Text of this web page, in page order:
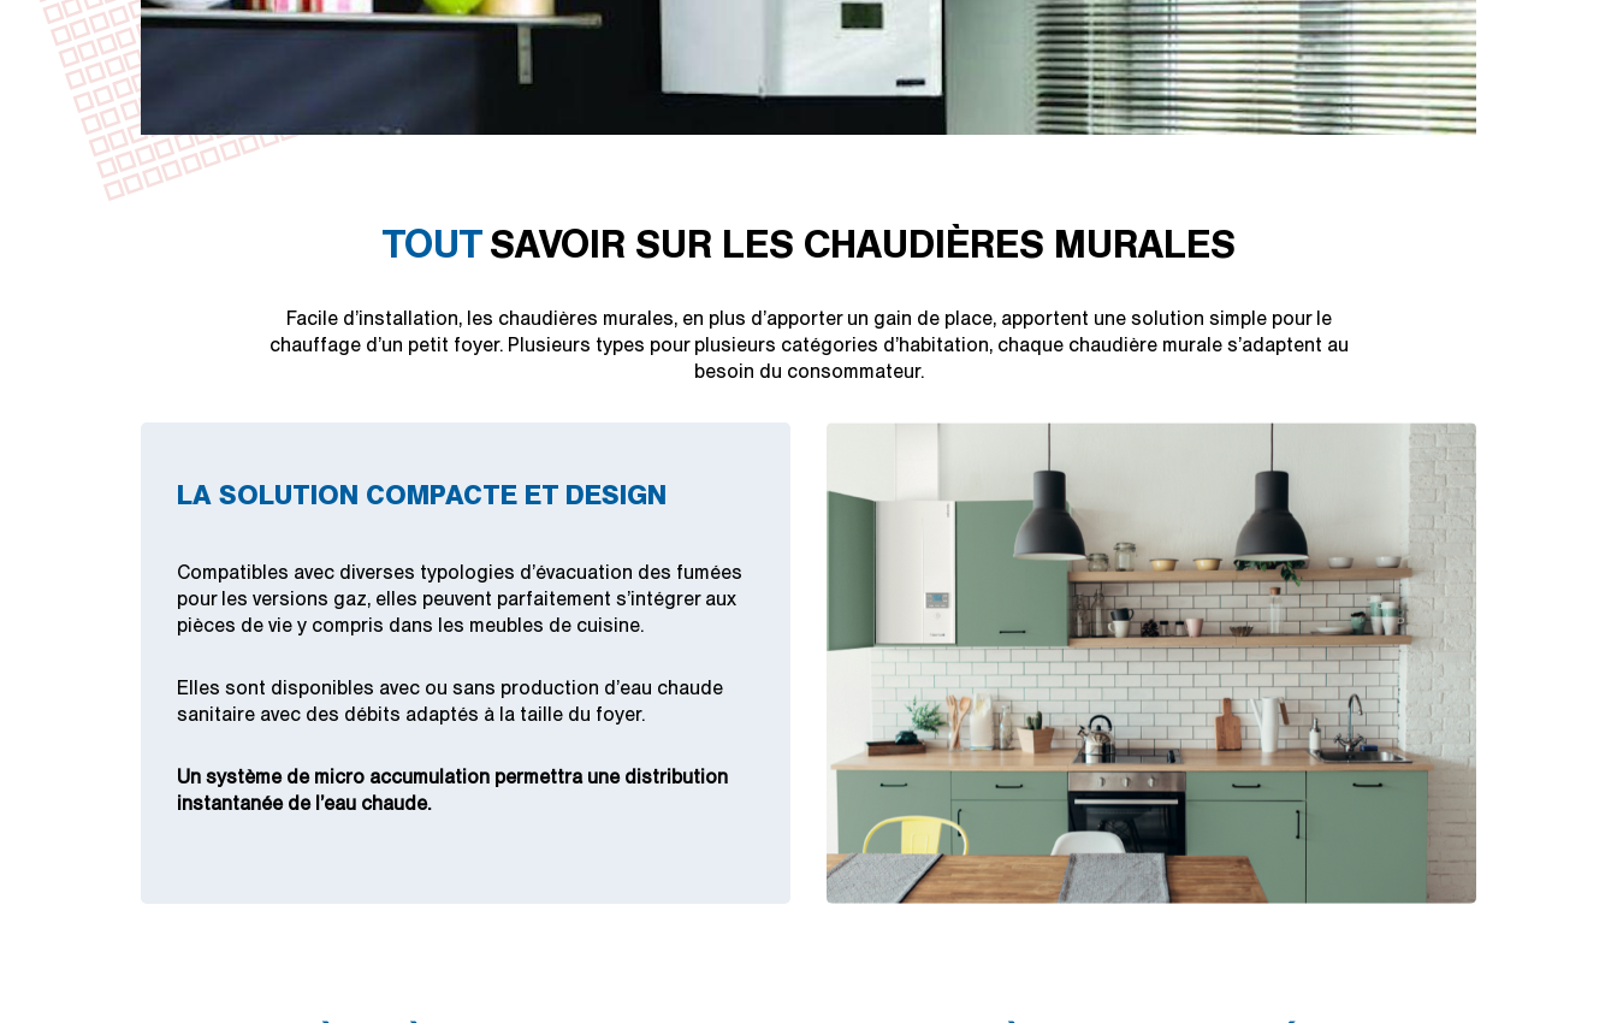
TOUT SAVOIR SUR LES CHAUDIÈRES MURALES
Facile d’installation, les chaudières murales, en plus d’apporter un gain de place, apportent une solution simple pour le
chauffage d’un petit foyer. Plusieurs types pour plusieurs catégories d’habitation, chaque chaudière murale s’adaptent au
besoin du consommateur.
LA SOLUTION COMPACTE ET DESIGN
Compatibles avec diverses typologies d’évacuation des fumées
pour les versions gaz, elles peuvent parfaitement s’intégrer aux
pièces de vie y compris dans les meubles de cuisine.
Elles sont disponibles avec ou sans production d’eau chaude
sanitaire avec des débits adaptés à la taille du foyer.
Un système de micro accumulation permettra une distribution
instantanée de l’eau chaude.